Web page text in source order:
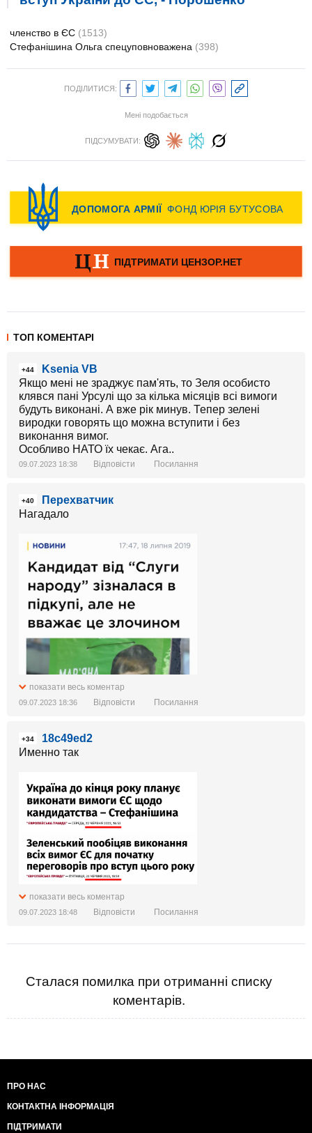
членство в ЄС (1513)
Стефанішина Ольга спецуповноважена (398)
ПОДІЛИТИСЯ:
Мені подобається
ПІДСУМУВАТИ:
ТОП КОМЕНТАРІ
+44
Ksenia VB
Якщо мені не зраджує пам'ять, то Зеля особисто
клявся пані Урсулі що за кілька місяців всі вимоги
будуть виконані. А вже рік минув. Тепер зелені
виродки говорять що можна вступити і без
виконання вимог.
Особливо НАТО їх чекає. Ага..
09.07.2023 18:38 Відповісти Посилання
+40
Перехватчик
Нагадало
показати весь коментар
09.07.2023 18:36 Відповісти Посилання
+34
18c49ed2
Именно так
показати весь коментар
09.07.2023 18:48 Відповісти Посилання
Сталася помилка при отриманні списку
коментарів.
ПРО НАС
КОНТАКТНА ІНФОРМАЦІЯ
ПІДТРИМАТИ